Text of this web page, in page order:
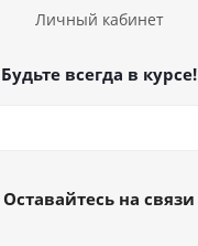
Личный кабинет
Будьте всегда в курсе!
Оставайтесь на связи